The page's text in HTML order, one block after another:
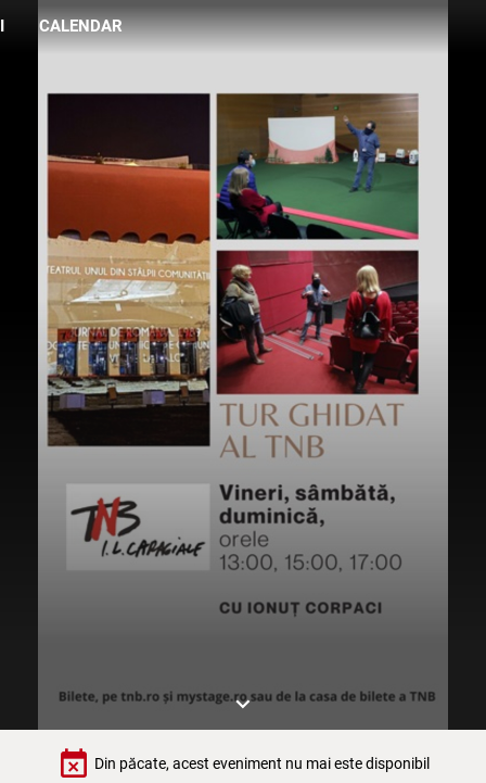
CALENDAR
keyboard_arrow_down
event_busy Din păcate, acest eveniment nu mai este disponibil